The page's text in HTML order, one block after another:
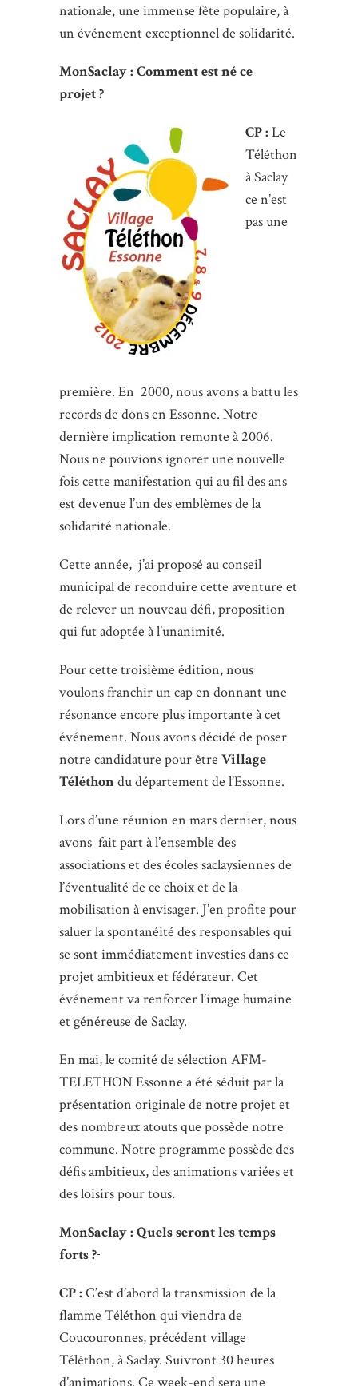
nationale, une immense fête populaire, à
un événement exceptionnel de solidarité.
MonSaclay : Comment est né ce
projet ?
CP : Le
Téléthon
à Saclay
ce n’est
pas une
première. En 2000, nous avons a battu les
records de dons en Essonne. Notre
dernière implication remonte à 2006.
Nous ne pouvions ignorer une nouvelle
fois cette manifestation qui au fil des ans
est devenue l’un des emblèmes de la
solidarité nationale.
Cette année, j’ai proposé au conseil
municipal de reconduire cette aventure et
de relever un nouveau défi, proposition
qui fut adoptée à l’unanimité.
Pour cette troisième édition, nous
voulons franchir un cap en donnant une
résonance encore plus importante à cet
événement. Nous avons décidé de poser
notre candidature pour être Village
Téléthondu département de l’Essonne.
Lors d’une réunion en mars dernier, nous
avons fait part à l’ensemble des
associations et des écoles saclaysiennes de
l’éventualité de ce choix et de la
mobilisation à envisager. J’en profite pour
saluer la spontanéité des responsables qui
se sont immédiatement investies dans ce
projet ambitieux et fédérateur. Cet
événement va renforcer l’image humaine
et généreuse de Saclay.
En mai, le comité de sélection AFM-
TELETHON Essonne a été séduit par la
présentation originale de notre projet et
des nombreux atouts que possède notre
commune. Notre programme possède des
défis ambitieux, des animations variées et
des loisirs pour tous.
MonSaclay : Quels seront les temps
forts ?
CP : C’est d’abord la transmission de la
flamme Téléthon qui viendra de
Coucouronnes, précédent village
Téléthon, à Saclay. Suivront 30 heures
d’animations. Ce week-end sera une